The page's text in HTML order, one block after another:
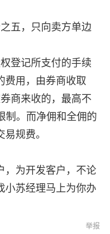
五，只向卖方单边
登记所支付的手续
费用，由券商收取
商来收的，最高不
制。而净佣和全佣的
规费。
，为开发客户，不论
小苏经理马上为你办
举报